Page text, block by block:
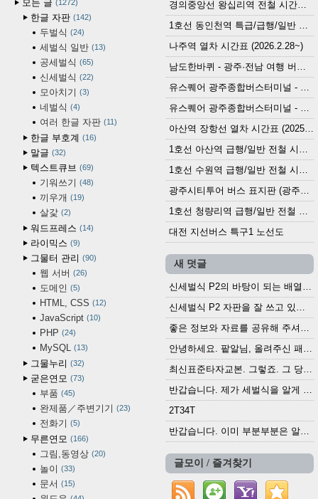
모든 글
1272
한글 자판 142
두벌식 24
세벌식 일반 13
공세벌식 65
신세벌식 22
모아치기 3
네벌식 4
여러 한글 자판 11
한글 부호계 16
말글 32
텍스트큐브 69
기워쓰기 48
끼우개 19
살갗 2
워드프레스 14
라이믹스 9
그물터 관리 90
웹 서버 26
도메인 5
HTML, CSS 12
JavaScript 10
PHP 24
MySQL 13
그물누리 32
굳은연모 73
부품 45
완제품／주변기기 23
전화기 5
무른연모 166
그림,동영상 20
놀이 33
문서 15
경의중앙선 왕십리역 전철 시간표 (2026.4.20~)
1호선 동인천역 특급/급행/일반 전철 시간표 (2026.2.28~)
나주역 열차 시간표 (2026.2.28~)
남도한바퀴 - 광주·전남 여행 버스 노선 (2026.3.1~5.31)
유스퀘어 광주종합버스터미널 - 곡성,순천／화순,보성,율포 방면 시외버스 시간표 (2026.1.31)
유스퀘어 광주종합버스터미널 - 담양, 순창, 남원, 무주, 장수, 거창, 대구 방면 시외버스 시간표 (2026...
아산역 장항선 열차 시간표 (2025.12.30 기준) (무궁화호, ITX-마음, 새마을호, 서해금빛열차)
1호선 아산역 급행/일반 전철 시간표 (2025.12.30~)
1호선 수원역 급행/일반 전철 시간표 (2025.12.30~)
광주시티투어 버스 표지판 (광주역 정류장) (2024?)
1호선 청량리역 급행/일반 전철 시간표 · 노선도 (2025.12.30~)
대전 지선버스 특구1 노선도
새 덧글
신세벌식 P2의 바탕이 되는 배열이나 주요 기능...
신세벌식 P2 자판을 잘 쓰고 있습니다. 쓰기 편리...
좋은 정보와 자료를 공유해 주셔서 고맙습니다....
안녕하세요. 팥알님, 올려주신 패치 여러모로 감사...
최신표준타자교본. 그렇죠. 그 당시에 최신 표준...
반갑습니다. 제가 세벌식을 알게 되어 세벌식 써...
2T34T
반갑습니다. 이미 부분부분은 알려진 정보들이...
글모이 / 즐겨찾기